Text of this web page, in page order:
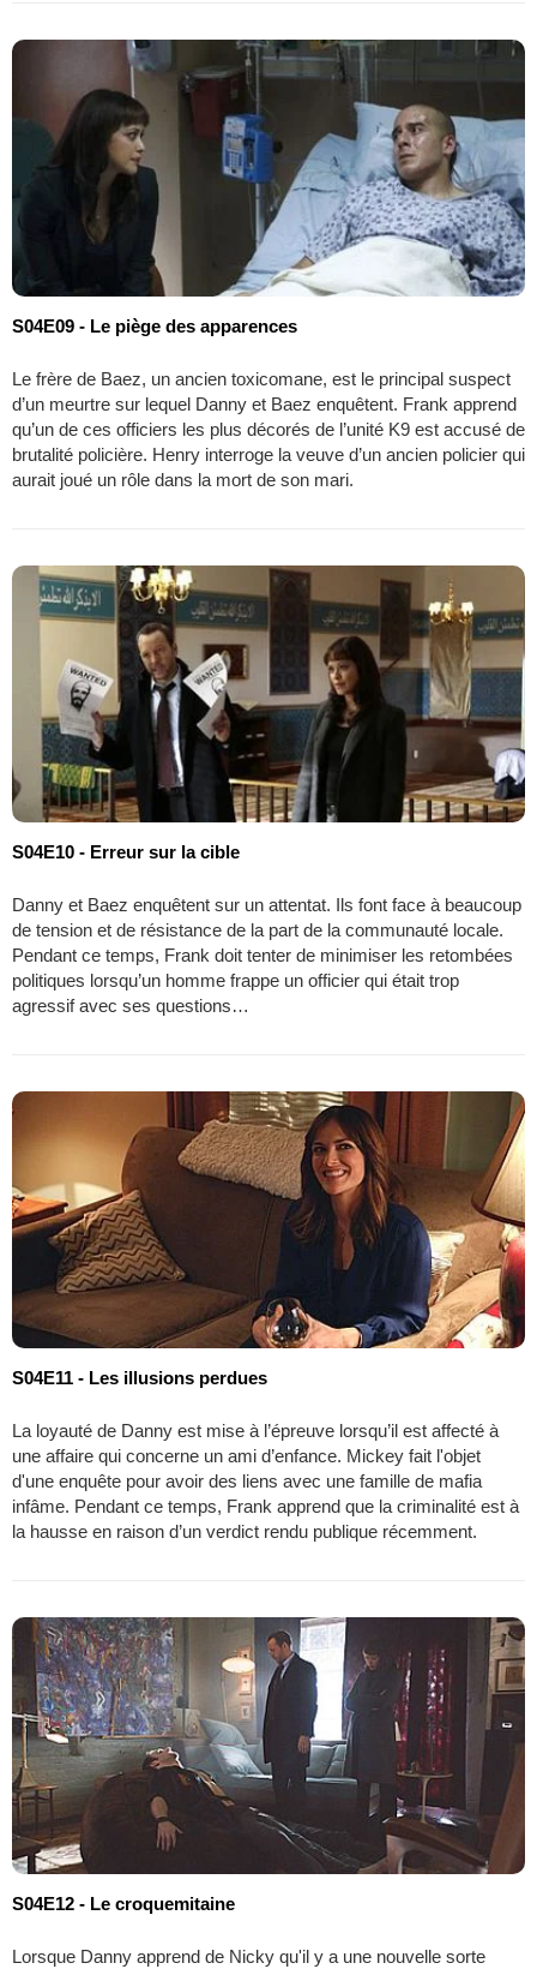
S04E09 - Le piège des apparences
Le frère de Baez, un ancien toxicomane, est le principal suspect
d’un meurtre sur lequel Danny et Baez enquêtent. Frank apprend
qu’un de ces officiers les plus décorés de l’unité K9 est accusé de
brutalité policière. Henry interroge la veuve d’un ancien policier qui
aurait joué un rôle dans la mort de son mari.
S04E10 - Erreur sur la cible
Danny et Baez enquêtent sur un attentat. Ils font face à beaucoup
de tension et de résistance de la part de la communauté locale.
Pendant ce temps, Frank doit tenter de minimiser les retombées
politiques lorsqu’un homme frappe un officier qui était trop
agressif avec ses questions…
S04E11 - Les illusions perdues
La loyauté de Danny est mise à l’épreuve lorsqu’il est affecté à
une affaire qui concerne un ami d’enfance. Mickey fait l'objet
d'une enquête pour avoir des liens avec une famille de mafia
infâme. Pendant ce temps, Frank apprend que la criminalité est à
la hausse en raison d’un verdict rendu publique récemment.
S04E12 - Le croquemitaine
Lorsque Danny apprend de Nicky qu'il y a une nouvelle sorte